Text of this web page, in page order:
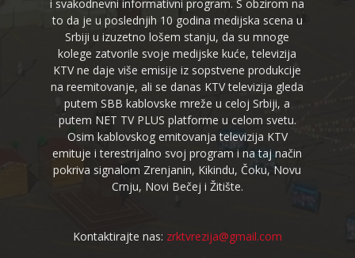
i svakodnevni informativni program. S obzirom na
to da je u poslednjih 10 godina medijska scena u
Srbiji u izuzetno lošem stanju, da su mnoge
kolege zatvorile svoje medijske kuće, televizija
KTV ne daje više emisije iz sopstvene produkcije
na reemitovanje, ali se danas KTV televizija gleda
putem SBB kablovske mreže u celoj Srbiji, a
putem NET TV PLUS platforme u celom svetu.
Osim kablovskog emitovanja televizija KTV
emituje i terestrijalno svoj program i na taj način
pokriva signalom Zrenjanin, Kikindu, Čoku, Novu
Crnju, Novi Bečej i Žitište.
Kontaktirajte nas: zrktvrezija@gmail.com